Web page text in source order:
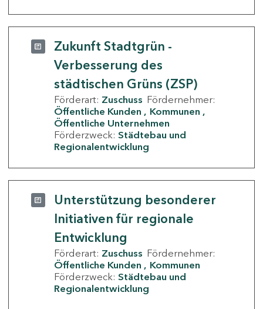
Zukunft Stadtgrün -
Verbesserung des
städtischen Grüns (ZSP)
Förderart: Zuschuss Fördernehmer:
Öffentliche Kunden
Kommunen
Öffentliche Unternehmen
Förderzweck: Städtebau und
Regionalentwicklung
Unterstützung besonderer
Initiativen für regionale
Entwicklung
Förderart: Zuschuss Fördernehmer:
Öffentliche Kunden
Kommunen
Förderzweck: Städtebau und
Regionalentwicklung